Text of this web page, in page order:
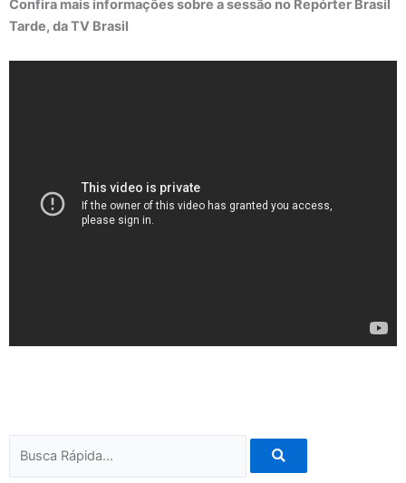
Confira mais informações sobre a sessão no Repórter Brasil
Tarde, da TV Brasil